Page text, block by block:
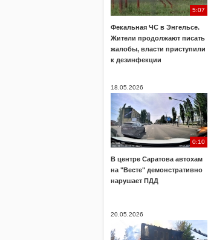
5:07
Фекальная ЧС в Энгельсе.
Жители продолжают писать
жалобы, власти приступили
к дезинфекции
18.05.2026
0:10
В центре Саратова автохам
на "Весте" демонстративно
нарушает ПДД
20.05.2026